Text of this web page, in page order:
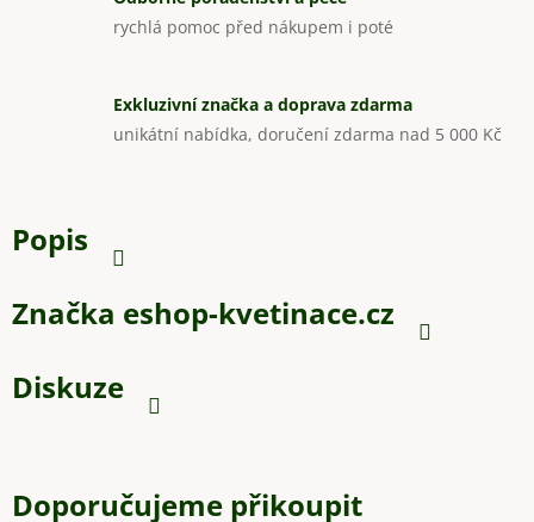
rychlá pomoc před nákupem i poté
Exkluzivní značka a doprava zdarma
unikátní nabídka, doručení zdarma nad 5 000 Kč
Popis
Značka eshop-kvetinace.cz
Diskuze
Doporučujeme přikoupit